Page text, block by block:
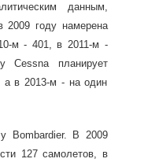
данным,
2009 году намерена
м - 401, в 2011-м -
планирует
а в 2013-м - на один
Bombardier. В 2009
127 самолетов, в